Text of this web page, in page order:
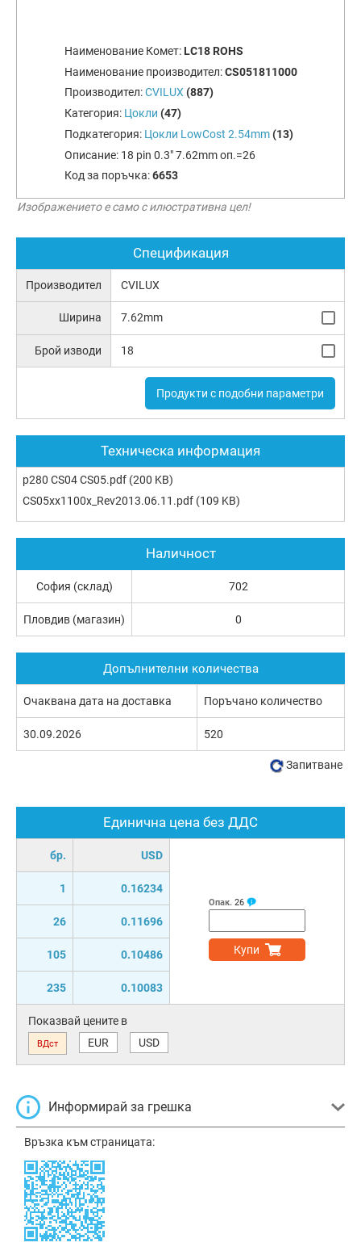
Наименование Комет: LC18 ROHS
Наименование производител:CS051811000
Производител:CVILUX (887)
Категория: Цокли (47)
Подкатегория: Цокли LowCost 2.54mm (13)
Описание: 18 pin 0.3" 7.62mm оп.=26
Код за поръчка:6653
Изображението е само с илюстративна цел!
Спецификация
Производител CVILUX
Ширина 7.62mm
Брой изводи 18
Продукти с подобни параметри
Техническа информация
p280 CS04 CS05.pdf (200 KB)
CS05xx1100x_Rev2013.06.11.pdf (109 KB)
Единична цена без ДДС
бр. USD
1 0.16234
26 0.11696
105 0.10486
235 0.10083
Опак. 26
Купи
Показвай цените в
ВДст EUR USD
Информирай за грешка
Връзка към страницата:
Наличност
София (склад) 702
Пловдив (магазин) 0
Допълнителни количества
Очаквана дата на доставка Поръчано количество
30.09.2026 520
Запитване